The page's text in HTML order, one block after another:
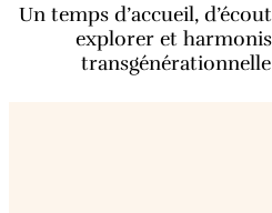
Un temps d’accueil,
explorer et